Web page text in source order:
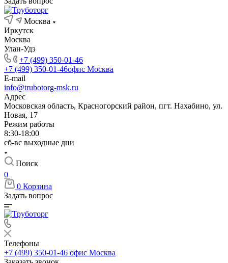
Москва
Иркутск
Москва
Улан-Удэ
+7 (499) 350-01-46
+7 (499) 350-01-46офис Москва
E-mail
info@trubotorg-msk.ru
Адрес
Московская область, Красногорский район, пгт. Нахабино, ул.
Новая, 17
Режим работы
8:30-18:00
сб-вс выходные дни
Поиск
0
0 Корзина
Задать вопрос
Телефоны
+7 (499) 350-01-46 офис Москва